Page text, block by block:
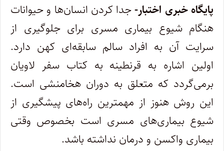
پایگاه خبری اختبار-جدا کردن انسان‌ها و حیوانات
هنگام شیوع بیماری مسری برای جلوگیری از
سرایت آن به افراد سالم سابقه‌ای کهن دارد.
اولین اشاره به قرنطینه به کتاب سفر لاویان
برمی‌گردد که متعلق به دوران هخامنشی است.
این روش هنوز از مهمترین راه‌های پیشگیری از
شیوع بیماری‌های مسری است بخصوص وقتی
بیماری واکسن و درمان نداشته باشد.